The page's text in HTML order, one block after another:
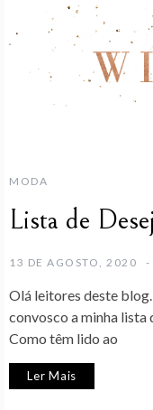
MODA
Lista de
13 DE AGOSTO, 2020
Olá leitores deste
convosco a minha lista
Como têm lido ao
Ler Mais